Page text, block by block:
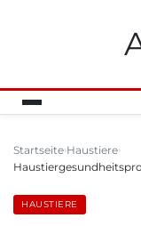
Startseite Haustiere
HAUSTIERE